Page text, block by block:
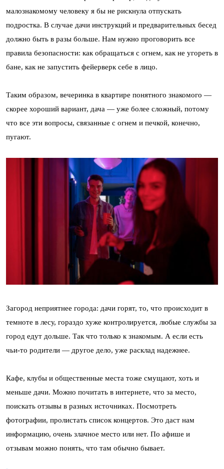
малознакомому человеку я бы не рискнула отпускать
подростка. В случае дачи инструкций и предварительных бесед
должно быть в разы больше. Нам нужно проговорить все
правила безопасности: как обращаться с огнем, как не угореть в
бане, как не запустить фейерверк себе в лицо.
Таким образом, вечеринка в квартире понятного знакомого —
скорее хороший вариант, дача — уже более сложный, потому
что все эти вопросы, связанные с огнем и печкой, конечно,
пугают.
Загород неприятнее города: дачи горят, то, что происходит в
темноте в лесу, гораздо хуже контролируется, любые службы за
город едут дольше. Так что только к знакомым. А если есть
чьи-то родители — другое дело, уже расклад надежнее.
Кафе, клубы и общественные места тоже смущают, хоть и
меньше дачи. Можно почитать в интернете, что за место,
поискать отзывы в разных источниках. Посмотреть
фотографии, пролистать список концертов. Это даст нам
информацию, очень злачное место или нет. По афише и
отзывам можно понять, что там обычно бывает.